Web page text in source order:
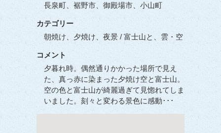
長泉町、裾野市、御殿場市、小山町
カテゴリー
朝焼け、夕焼け、夜景 / 富士山と、雲・空
コメント
夕暮れ時。偶然通りかかった場所で見え
た、真っ赤に染まった夕焼け空と富士山。
空の色と富士山が綺麗過ぎて見惚れてしま
いました。刻々と変わる景色に感動･･･